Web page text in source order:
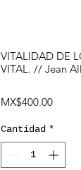
VITALIDAD DE
VITAL. // Jean
MX$400.00Precio
Cantidad *